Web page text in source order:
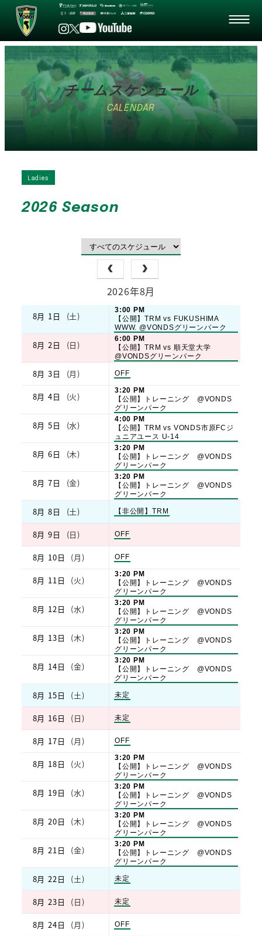
チームスケジュール
CALENDAR
Ladies
2026 Season
2026年8月
8月 1日 (土)
土
曜
日,
8
月
1st
2026
3:00 PM
【公開】TRM vs FUKUSHIMA
WWW. @VONDSグリーンパーク
8月 2日 (日)
日
曜
日,
8
月
2026
6:00 PM
【公開】TRM vs 順天堂大学
@VONDSグリーンパーク
8月 3日 (月)
月
日,
月
3rd
2026
OFF
8月 4日 (火)
火
曜
日,
8
月
4th
2026
3:20 PM
【公開】トレーニング @VONDS
グリーンパーク
8月 5日 (水)
水
曜
日,
8
月
5th
2026
4:00 PM
【公開】TRM vs VONDS市原FCジ
ュニアユース U-14
8月 6日 (木)
木
曜
日,
8
月
6th
2026
3:20 PM
【公開】トレーニング @VONDS
グリーンパーク
8月 7日 (金)
金
曜
日,
月
3:20 PM
【公開】トレーニング @VONDS
グリーンパーク
8月 8日 (土)
土
8
月
8th
2026
【非公開】TRM
8月 9日 (日)
日
8
9th
2026
OFF
8月 10日 (月)
月
日,
月
10th
2026
OFF
8月 11日 (火)
火
曜
日,
8
月
11th
2026
3:20 PM
【公開】トレーニング @VONDS
グリーンパーク
8月 12日 (水)
水
曜
日,
8
月
12th
2026
3:20 PM
【公開】トレーニング @VONDS
グリーンパーク
8月 13日 (木)
木
曜
日,
8
月
13th
2026
3:20 PM
【公開】トレーニング @VONDS
グリーンパーク
8月 14日 (金)
金
曜
日,
月
3:20 PM
【公開】トレーニング @VONDS
グリーンパーク
8月 15日 (土)
土
8
月
15th
2026
未定
8月 16日 (日)
日
8
16th
2026
未定
8月 17日 (月)
月
日,
月
17th
2026
OFF
8月 18日 (火)
火
曜
日,
8
月
18th
2026
3:20 PM
【公開】トレーニング @VONDS
グリーンパーク
8月 19日 (水)
水
曜
日,
8
月
19th
2026
3:20 PM
【公開】トレーニング @VONDS
グリーンパーク
8月 20日 (木)
木
曜
日,
8
月
20th
2026
3:20 PM
【公開】トレーニング @VONDS
グリーンパーク
8月 21日 (金)
金
曜
日,
月
3:20 PM
【公開】トレーニング @VONDS
グリーンパーク
8月 22日 (土)
土
8
月
22nd
2026
未定
8月 23日 (日)
日
8
未定
8月 24日 (月)
月
OFF